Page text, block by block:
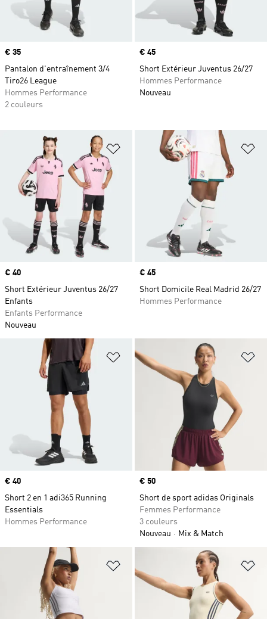
Prix
€ 35
Pantalon d'entraînement 3/4
Tiro26 League
Hommes Performance
2 couleurs
Prix
€ 45
Short Extérieur Juventus 26/27
Hommes Performance
Nouveau
Ajouter à la Liste de produits
Prix
€ 40
Short Extérieur Juventus 26/27
Enfants
Enfants Performance
Nouveau
Prix
€ 45
Short Domicile Real Madrid 26/27
Hommes Performance
Ajouter à la Liste de produits
Prix
€ 40
Short 2 en 1 adi365 Running
Essentials
Hommes Performance
Prix
€ 50
Short de sport adidas Originals
Femmes Performance
3 couleurs
Nouveau
Mix & Match
Ajouter à la Liste de produits